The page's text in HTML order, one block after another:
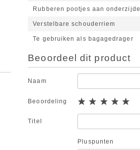
Rubberen pootjes aan onderzijde
Verstelbare schouderriem
Te gebruiken als bagagedrager
Beoordeel dit product
Naam
Beoordeling
Titel
Pluspunten